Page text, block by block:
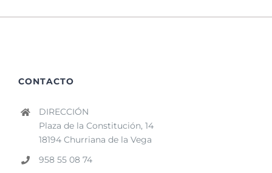
CONTACTO
DIRECCIÓN
Plaza de la Constitución, 14
18194 Churriana de la Vega
958 55 08 74